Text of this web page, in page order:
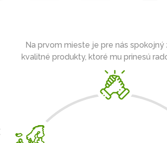
Na prvom mieste je pre nás spokojný
kvalitné produkty, ktoré mu prinesú